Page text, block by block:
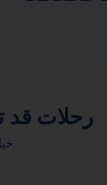
رحلات قد